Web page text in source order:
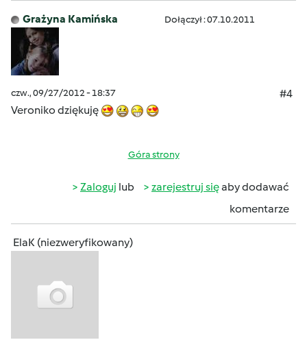
Grażyna Kamińska Dołączył : 07.10.2011
czw., 09/27/2012 - 18:37
#4
Veroniko dziękuję
Góra strony
Zaloguj lub zarejestruj sięaby dodawać
komentarze
ElaK (niezweryfikowany)